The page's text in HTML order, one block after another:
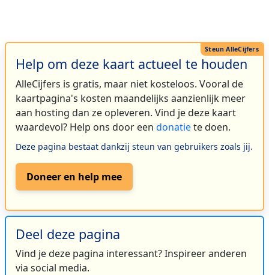
Help om deze kaart actueel te houden
AlleCijfers is gratis, maar niet kosteloos. Vooral de
kaartpagina's kosten maandelijks aanzienlijk meer
aan hosting dan ze opleveren. Vind je deze kaart
waardevol? Help ons door een donatiete doen.
Deze pagina bestaat dankzij steun van gebruikers zoals jij.
Doneer en help mee
Deel deze pagina
Vind je deze pagina interessant? Inspireer anderen
via social media.